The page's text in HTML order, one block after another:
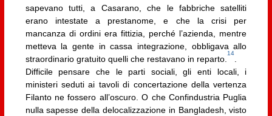
sapevano tutti, a Casarano, che le fabbriche satelliti
erano intestate a prestanome, e che la crisi per
mancanza di ordini era fittizia, perché l’azienda, mentre
metteva la gente in cassa integrazione, obbligava allo
straordinario gratuito quelli che restavano in reparto.
14
Difficile pensare che le parti sociali, gli enti locali, i
ministeri seduti ai tavoli di concertazione della vertenza
Filanto ne fossero all’oscuro. O che Confindustria Puglia
nulla sapesse della delocalizzazione in Bangladesh, visto